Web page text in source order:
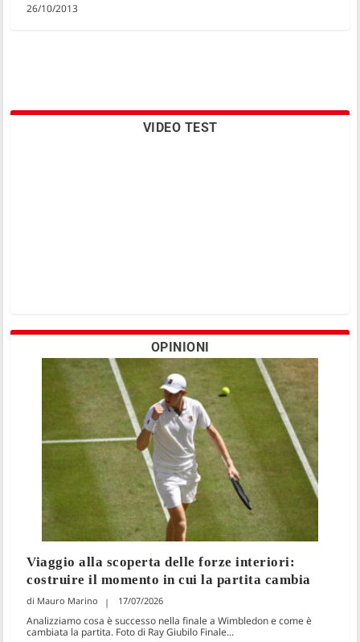
26/10/2013
VIDEO TEST
OPINIONI
Viaggio alla scoperta delle forze interiori:
costruire il momento in cui la partita cambia
Mauro Marino 17/07/2026
Analizziamo cosa è successo nella finale a Wimbledon e come è
cambiata la partita. Foto di Ray Giubilo Finale...